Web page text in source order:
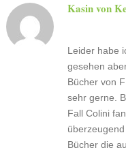
Kasin von
Leider habe
gesehen
Bücher von
sehr gerne.
Fall Colini
Bücher die